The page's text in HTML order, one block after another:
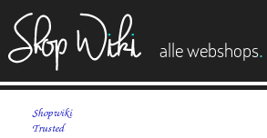
alle webshops.